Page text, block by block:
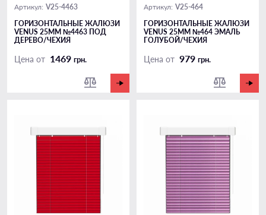
Артикул: V25-4463
ГОРИЗОНТАЛЬНЫЕ ЖАЛЮЗИ
VENUS 25ММ №4463 ПОД
ДЕРЕВО/ЧЕХИЯ
Цена от 1469 грн.
Артикул: V25-464
ГОРИЗОНТАЛЬНЫЕ ЖАЛЮЗИ
VENUS 25ММ №464 ЭМАЛЬ
ГОЛУБОЙ/ЧЕХИЯ
Цена от 979 грн.